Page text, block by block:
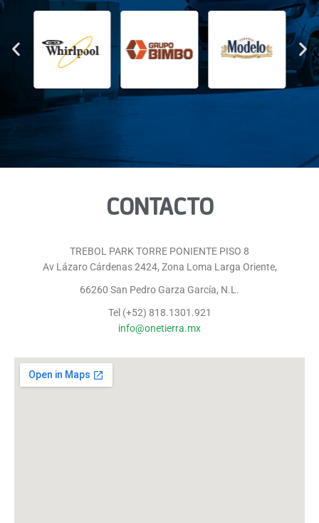
CONTACTO
TREBOL PARK TORRE PONIENTE PISO 8
Av Lázaro Cárdenas 2424, Zona Loma Larga Oriente,
66260 San Pedro Garza García, N.L.
Tel (+52) 818.1301.921
info@onetierra.mx